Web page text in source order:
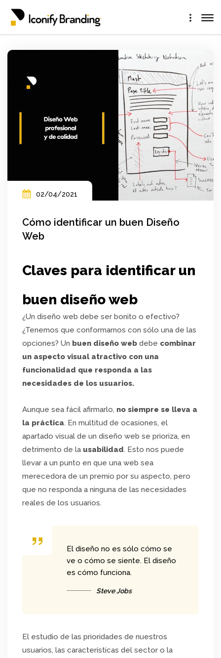
02/04/2021
Cómo identificar un buen Diseño
Web
Claves para identificar un
buen diseño web
¿Un diseño web debe ser bonito o efectivo?
¿Tenemos que conformarnos con sólo una de las
opciones? Un buen diseño web debe combinar
un aspecto visual atractivo con una
funcionalidad que responda a las
necesidades de los usuarios.
Aunque sea fácil afirmarlo, no siempre se lleva a
la práctica. En multitud de ocasiones, el
apartado visual de un diseño web se prioriza, en
detrimento de la usabilidad. Esto nos puede
llevar a un punto en que una web sea
merecedora de un premio por su aspecto, pero
que no responda a ninguna de las necesidades
reales de los usuarios.
El diseño no es sólo cómo se
ve o cómo se siente. El diseño
es cómo funciona.
Steve Jobs
El estudio de las prioridades de nuestros
usuarios, las características del sector o la